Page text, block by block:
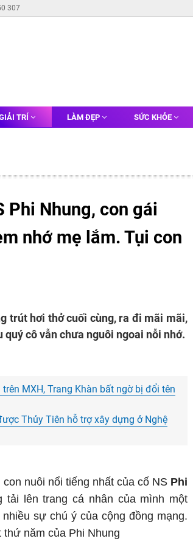
307
TRÍ LÀM ĐẸP SỨC KHỎE
Phi Nhung, con gái
nhớ mẹ lắm. Tụi con
trút hơi thở cuối cùng, ra đi mãi mãi,
cô vẫn chưa nguôi ngoai nỗi nhớ.
MXH, Trang Khàn bất ngờ bị đổi tên
Thủy Tiên hỗ trợ xây dựng ở Nghệ
nuôi nổi tiếng nhất của cố NS Phi
tải lên trang cá nhân của mình một
sự chú ý của cộng đồng mạng.
năm của Phi Nhung